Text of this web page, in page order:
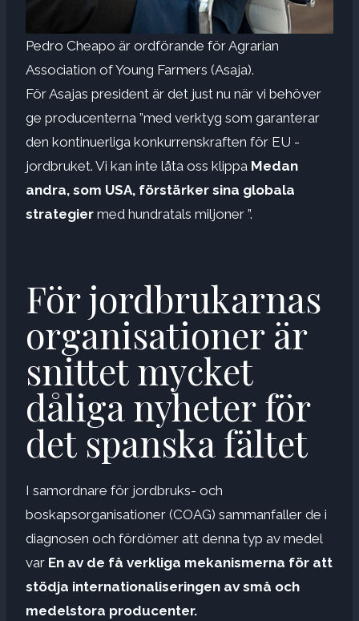
Pedro Cheapo är ordförande för Agrarian
Association of Young Farmers (Asaja).
För Asajas president är det just nu när vi behöver
ge producenterna ”med verktyg som garanterar
den kontinuerliga konkurrenskraften för EU -
jordbruket. Vi kan inte låta oss klippa Medan
andra, som USA, förstärker sina globala
strategier med hundratals miljoner ”.
För jordbrukarnas
organisationer är
snittet mycket
dåliga nyheter för
det spanska fältet
I samordnare för jordbruks- och
boskapsorganisationer (COAG) sammanfaller de i
diagnosen och fördömer att denna typ av medel
var En av de få verkliga mekanismerna för att
stödja internationaliseringen av små och
medelstora producenter.